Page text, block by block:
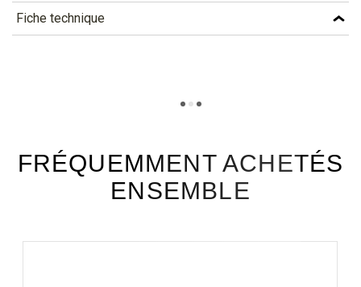
Fiche technique
FRÉQUEMMENT ACHETÉS
ENSEMBLE